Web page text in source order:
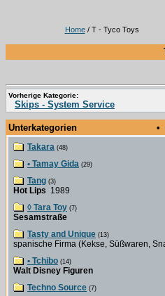
Home/ T - Tyco Toys
Vorherige Kategorie:
Skips - System Service
Unterkategorien •
Takara (48)
• Tamay Gida (29)
Tang (3)
Hot Lips 1989
◊ Tara Toy (7)
Sesamstraße
Tasty and Unique (13)
spanische Firma (Kekse, Süßwaren,
• Tchibo (14)
Walt Disney Figuren
Techno Source (7)